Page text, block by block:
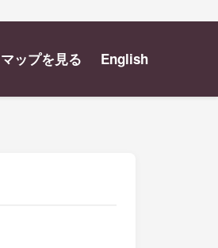
マップを見る English